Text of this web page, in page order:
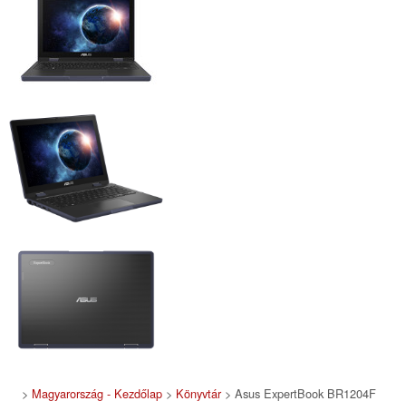
> Magyarország - Kezdőlap> Könyvtár> Asus ExpertBook BR1204F